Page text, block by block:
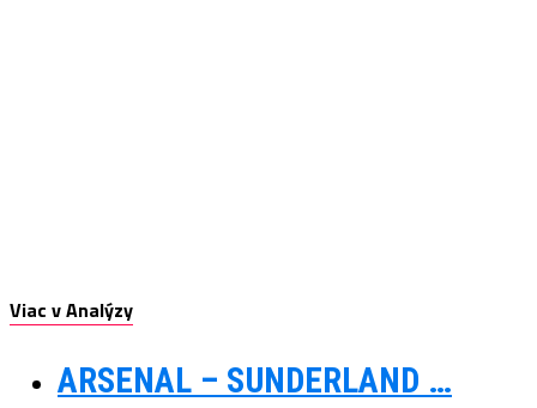
Viac v Analýzy
ARSENAL – SUNDERLAND …